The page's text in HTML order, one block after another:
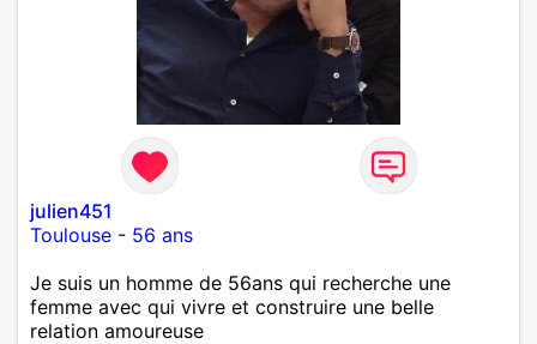
julien451
Toulouse - 56 ans
Je suis un homme de 56ans qui recherche une
femme avec qui vivre et construire une belle
relation amoureuse